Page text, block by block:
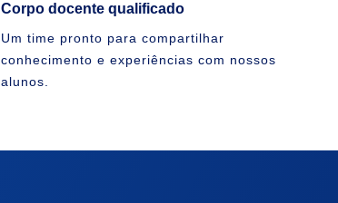
Corpo docente qualificado
Um time pronto para compartilhar
conhecimento e experiências com nossos
alunos.